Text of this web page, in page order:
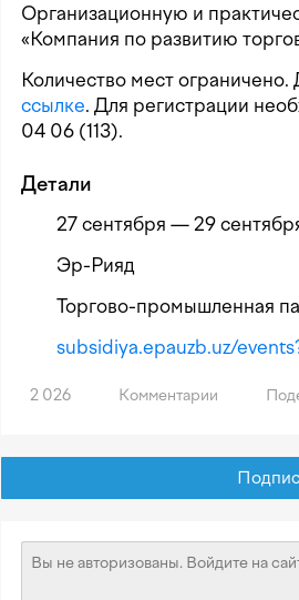
Организационную и
«Компания по развитию
Количество мест ограничено.
ссылке. Для регистрации
04 06 (113).
Детали
27 сентября — 29
Эр-Рияд
Торгово-промышленная
subsidiya.epauzb.uz/
2 026 Комментарии